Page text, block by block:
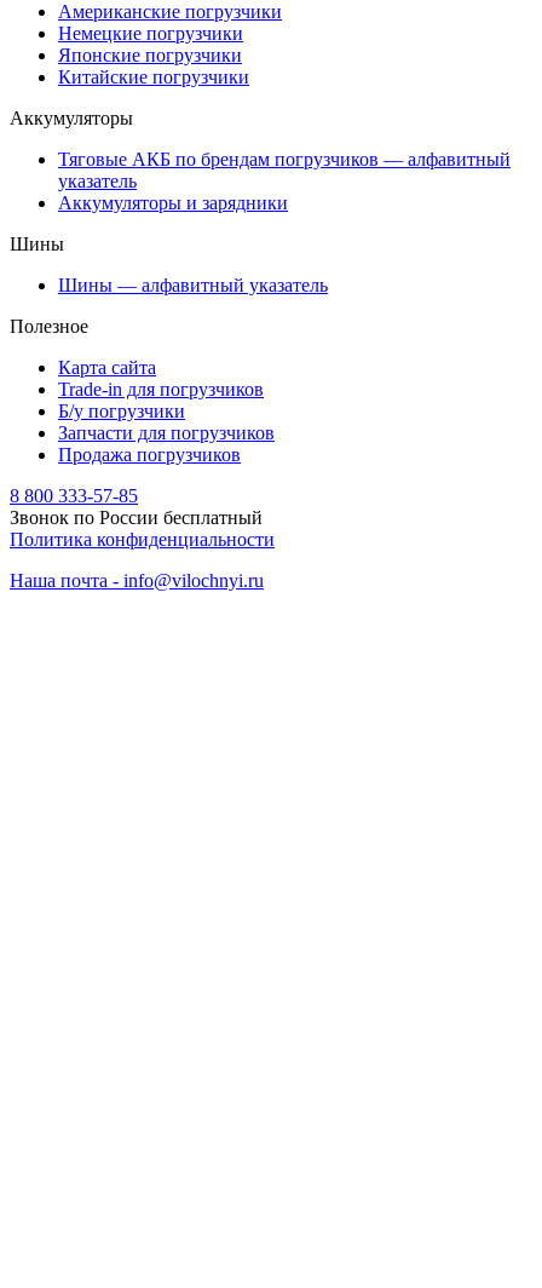
Американские погрузчики
Немецкие погрузчики
Японские погрузчики
Китайские погрузчики
Аккумуляторы
Тяговые АКБ по брендам погрузчиков — алфавитный
указатель
Аккумуляторы и зарядники
Шины
Шины — алфавитный указатель
Полезное
Карта сайта
Trade-in для погрузчиков
Б/у погрузчики
Запчасти для погрузчиков
Продажа погрузчиков
8 800 333-57-85
Звонок по России бесплатный
Политика конфиденциальности
Наша почта - info@vilochnyi.ru